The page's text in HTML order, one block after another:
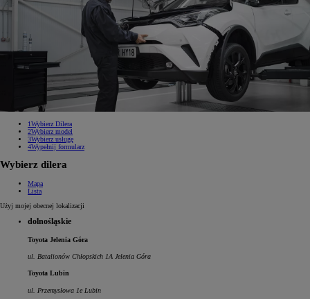
1Wybierz Dilera
2Wybierz model
3Wybierz usługę
4Wypełnij formularz
Wybierz dilera
Mapa
Lista
Użyj mojej obecnej lokalizacji
dolnośląskie
Toyota Jelenia Góra
ul. Batalionów Chłopskich 1A Jelenia Góra
Toyota Lubin
ul. Przemysłowa 1e Lubin